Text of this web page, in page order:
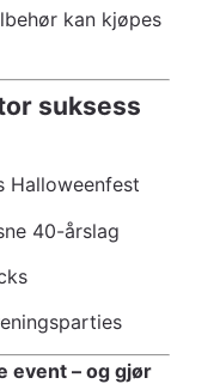
kan kjøpes
suksess
Halloweenfest
40-årslag
event – og gjør